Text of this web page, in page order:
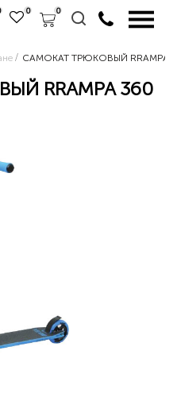
0 0
САМОКАТ ТРЮКОВЫЙ RRAMPA
RRAMPA 360